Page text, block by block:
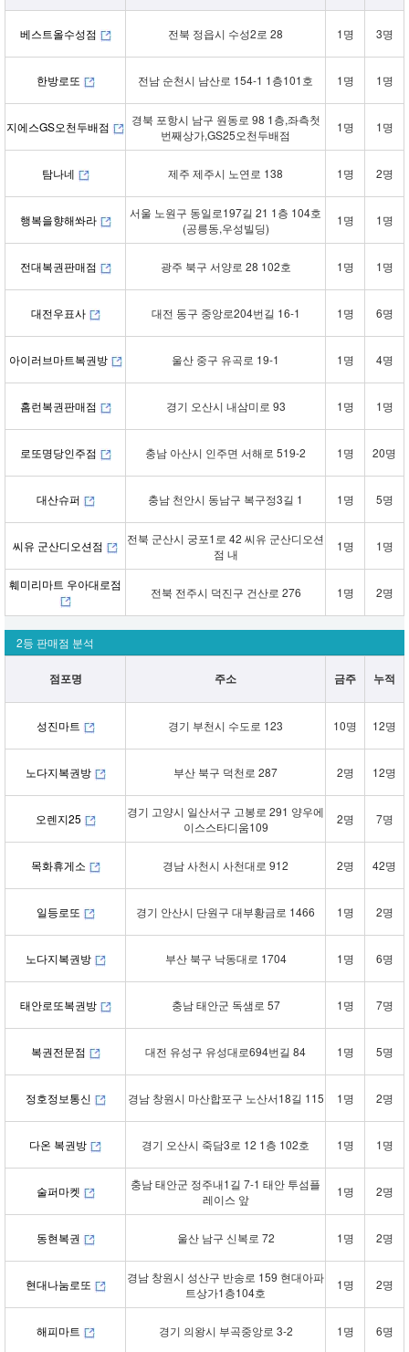
베스트올수성점 전북 정읍시 수성2로 28 1명 3명
한방로또 전남 순천시 남산로 154-1 1층101호 1명 1명
지에스GS오천두배점
경북 포항시 남구 원동로 98 1층,좌측첫
번째상가,GS25오천두배점
1명 1명
탐나네 제주 제주시 노연로 138 1명 2명
행복을향해쏴라
서울 노원구 동일로197길 21 1층 104호
(공릉동,우성빌딩)
1명 1명
전대복권판매점 광주 북구 서양로 28 102호 1명 1명
대전우표사 대전 동구 중앙로204번길 16-1 1명 6명
아이러브마트복권방 울산 중구 유곡로 19-1 1명 4명
홈런복권판매점 경기 오산시 내삼미로 93 1명 1명
로또명당인주점 충남 아산시 인주면 서해로 519-2 1명 20명
대산슈퍼 충남 천안시 동남구 복구정3길 1 1명 5명
씨유 군산디오션점
전북 군산시 궁포1로 42 씨유 군산디오션
점 내
1명 1명
훼미리마트 우아대로점
전북 전주시 덕진구 건산로 276 1명 2명
2등 판매점 분석
점포명 주소 금주 누적
성진마트 경기 부천시 수도로 123 10명 12명
노다지복권방 부산 북구 덕천로 287 2명 12명
오렌지25
경기 고양시 일산서구 고봉로 291 양우에
이스스타디움109
2명 7명
목화휴게소 경남 사천시 사천대로 912 2명 42명
일등로또 경기 안산시 단원구 대부황금로 1466 1명 2명
노다지복권방 부산 북구 낙동대로 1704 1명 6명
태안로또복권방 충남 태안군 독샘로 57 1명 7명
복권전문점 대전 유성구 유성대로694번길 84 1명 5명
정호정보통신 경남 창원시 마산합포구 노산서18길 115 1명 2명
다온 복권방 경기 오산시 죽담3로 12 1층 102호 1명 1명
술퍼마켓
충남 태안군 정주내1길 7-1 태안 투섬플
레이스 앞
1명 2명
동현복권 울산 남구 신복로 72 1명 2명
현대나눔로또
경남 창원시 성산구 반송로 159 현대아파
트상가1층104호
1명 2명
해피마트 경기 의왕시 부곡중앙로 3-2 1명 6명